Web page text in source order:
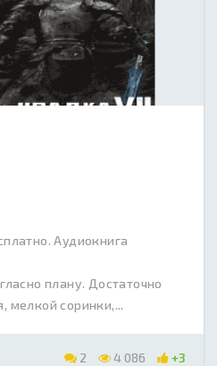
Аудиокнига
плану. Достаточно
мелкой соринки,...
2 4 086 +3